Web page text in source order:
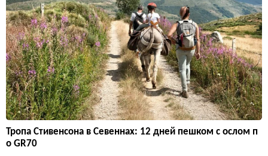
Тропа Стивенсона в Севеннах: 12 дней пешком с ослом п
о GR70